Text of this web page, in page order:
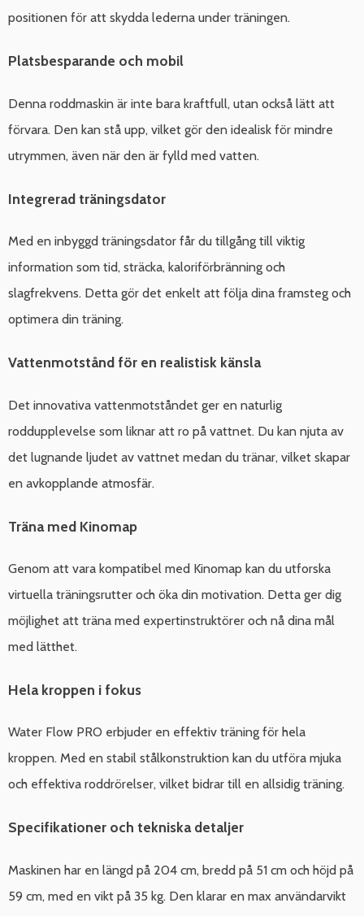
positionen för att skydda lederna under träningen.
Platsbesparande och mobil
Denna roddmaskin är inte bara kraftfull, utan också lätt att
förvara. Den kan stå upp, vilket gör den idealisk för mindre
utrymmen, även när den är fylld med vatten.
Integrerad träningsdator
Med en inbyggd träningsdator får du tillgång till viktig
information som tid, sträcka, kaloriförbränning och
slagfrekvens. Detta gör det enkelt att följa dina framsteg och
optimera din träning.
Vattenmotstånd för en realistisk känsla
Det innovativa vattenmotståndet ger en naturlig
roddupplevelse som liknar att ro på vattnet. Du kan njuta av
det lugnande ljudet av vattnet medan du tränar, vilket skapar
en avkopplande atmosfär.
Träna med Kinomap
Genom att vara kompatibel med Kinomap kan du utforska
virtuella träningsrutter och öka din motivation. Detta ger dig
möjlighet att träna med expertinstruktörer och nå dina mål
med lätthet.
Hela kroppen i fokus
Water Flow PRO erbjuder en effektiv träning för hela
kroppen. Med en stabil stålkonstruktion kan du utföra mjuka
och effektiva roddrörelser, vilket bidrar till en allsidig träning.
Specifikationer och tekniska detaljer
Maskinen har en längd på 204 cm, bredd på 51 cm och höjd på
59 cm, med en vikt på 35 kg. Den klarar en max användarvikt